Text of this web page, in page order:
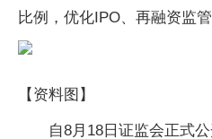
比例，优化IPO、再融资监
【资料图】
自8月18日证监会正式